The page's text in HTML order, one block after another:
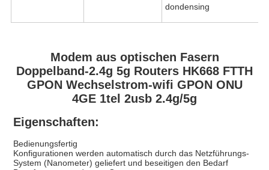
dondensing
Modem aus optischen Fasern
Doppelband-2.4g 5g Routers HK668 FTTH
GPON Wechselstrom-wifi GPON ONU
4GE 1tel 2usb 2.4g/5g
Eigenschaften:
Bedienungsfertig
Konfigurationen werden automatisch durch das Netzführungs-
System (Nanometer) geliefert und beseitigen den Bedarf